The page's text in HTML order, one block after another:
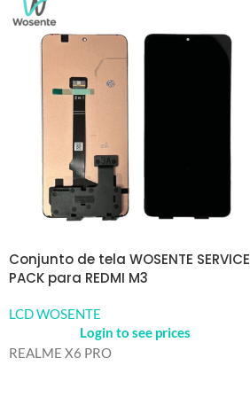
Conjunto de tela WOSENTE SERVICE
PACK para REDMI M3
LCD WOSENTE
Login to see prices
REALME X6 PRO